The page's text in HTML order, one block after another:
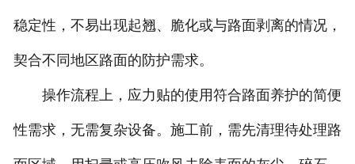
稳定性，不易出现起翘、脆化或与路面剥离的情况，
契合不同地区路面的防护需求。
操作流程上，应力贴的使用符合路面养护的简便
性需求，无需复杂设备。施工前，需先清理待处理路